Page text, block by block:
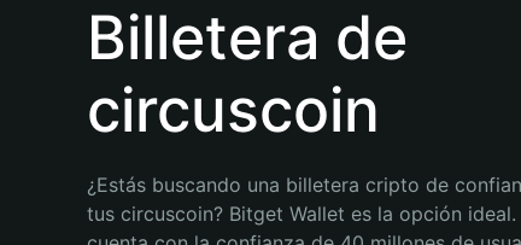
Português (Portugal)
Bahasa Indonesia
Billetera de
circuscoin
¿Estás buscando una billetera cripto de
tus circuscoin? Bitget Wallet es la opción